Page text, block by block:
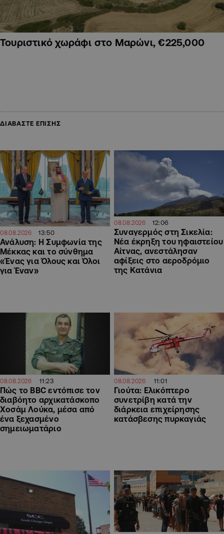
Τουριστικό χωράφι στο Μαρώνι, €225,000
ΔΙΑΒΑΣΤΕ ΕΠΙΣΗΣ
08.08.2026 13:50
Ανάλυση: Η Συμφωνία της
Μέκκας και το σύνθημα
«Ένας για Όλους και Όλοι
για Έναν»
08.08.2026 12:06
Συναγερμός στη Σικελία:
Νέα έκρηξη του ηφαιστείου
Αίτνας, ανεστάλησαν
αφίξεις στο αεροδρόμιο
της Κατάνια
08.08.2026 11:23
Πώς το BBC εντόπισε τον
διαβόητο αρχικατάσκοπο
Χοσάμ Λούκα, μέσα από
ένα ξεχασμένο
σημειωματάριο
08.08.2026 11:01
Γιούτα: Ελικόπτερο
συνετρίβη κατά την
διάρκεια επιχείρησης
κατάσβεσης πυρκαγιάς